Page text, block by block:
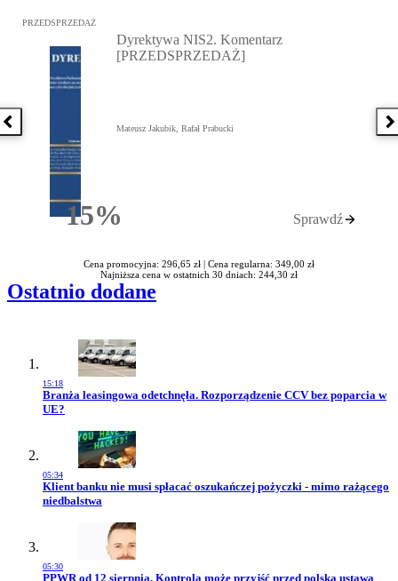
Poprzednia książka
Przejdź do: Dyrektywa NIS2. Komentarz [PRZEDSPRZEDAŻ],
PRZEDSPRZEDAŻ
15%Rabatu
Dyrektywa NIS2. Komentarz
[PRZEDSPRZEDAŻ]
Mateusz Jakubik, Rafał Prabucki
Sprawdź
Cena promocyjna: 296,65 zł | Cena regularna: 349,00 zł
Najniższa cena w ostatnich 30 dniach: 244,30 zł
Ostatnio dodane
15:18
Przejdź do artykułu:
Branża leasingowa odetchnęła. Rozporządzenie CCV bez poparcia w
UE?
05:34
Przejdź do artykułu:
Klient banku nie musi spłacać oszukańczej pożyczki - mimo rażącego
niedbalstwa
05:30
Przejdź do artykułu:
PPWR od 12 sierpnia. Kontrola może przyjść przed polską ustawą